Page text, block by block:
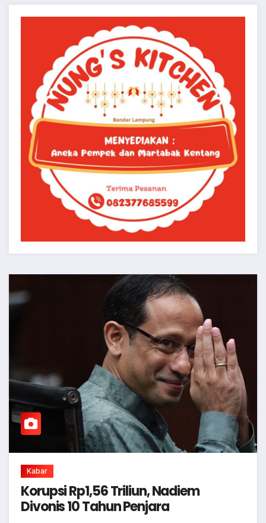
Kabar
Korupsi Rp1,56 Triliun, Nadiem
Divonis 10 Tahun Penjara